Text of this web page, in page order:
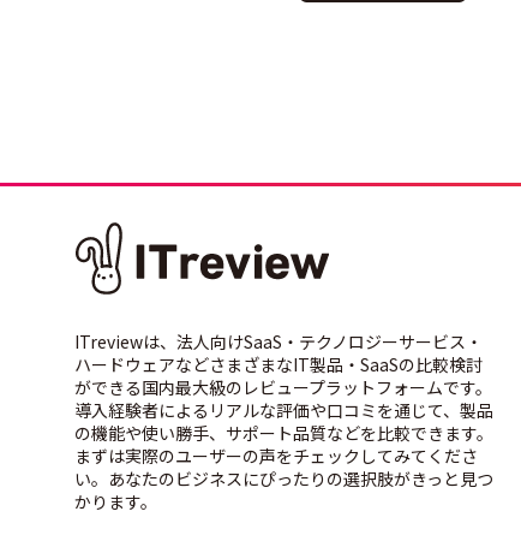
ITreviewは、法人向けSaaS・テクノロジーサービス・
ハードウェアなどさまざまなIT製品・SaaSの比較検討
ができる国内最大級のレビュープラットフォームです。
導入経験者によるリアルな評価や口コミを通じて、製品
の機能や使い勝手、サポート品質などを比較できます。
まずは実際のユーザーの声をチェックしてみてくださ
い。あなたのビジネスにぴったりの選択肢がきっと見つ
かります。